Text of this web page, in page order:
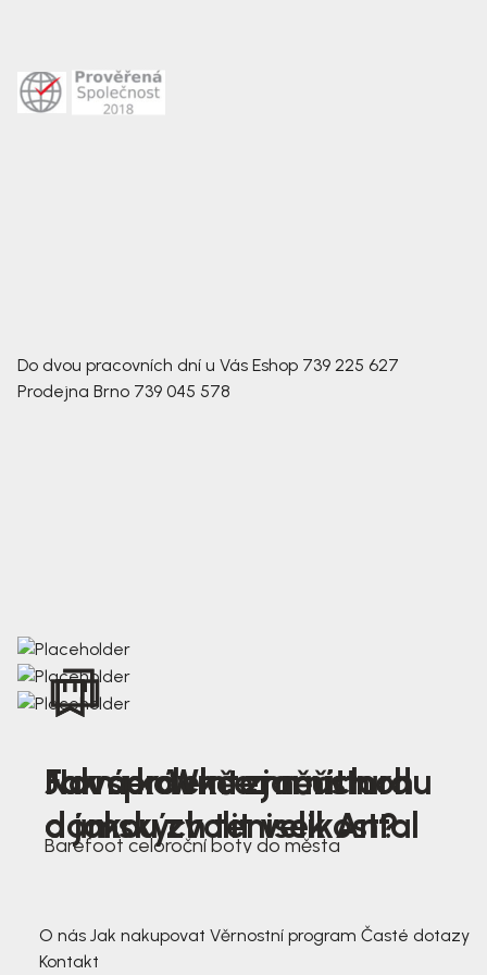
Do dvou pracovních dní u Vás Eshop 739 225 627
Prodejna Brno 739 045 578
Nová kolekce jarních
dámských tenisek Antal
Jak správně změřit nohu
a jakou zvolit velikost?
Farmer Winter mustard
Barefoot celoroční boty do města
O nás Jak nakupovat Věrnostní program Časté dotazy
Kontakt